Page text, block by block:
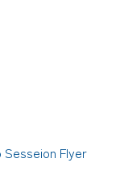
Sesseion Flyer